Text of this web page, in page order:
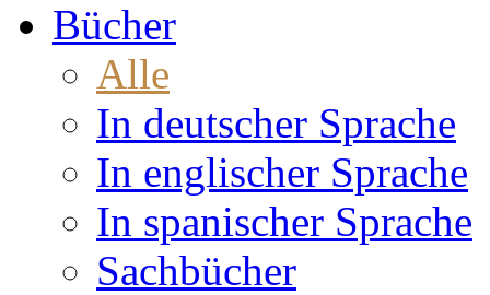
Bücher
Alle
In deutscher Sprache
In englischer Sprache
In spanischer Sprache
Sachbücher